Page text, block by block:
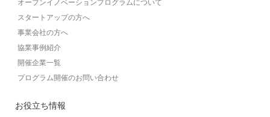
オープンイノベーションプログラムについて
スタートアップの方へ
事業会社の方へ
協業事例紹介
開催企業一覧
プログラム開催のお問い合わせ
お役立ち情報